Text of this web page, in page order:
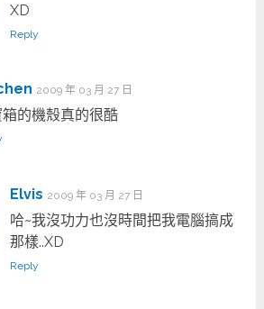
XD
Reply
2009 年 03 月 27 日
箱的機殼真的很酷
Elvis 2009 年 03 月 27 日
哈~我沒功力也沒時間把我電腦搞成
那樣..XD
Reply